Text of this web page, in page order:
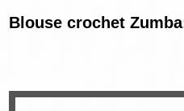
Blouse crochet